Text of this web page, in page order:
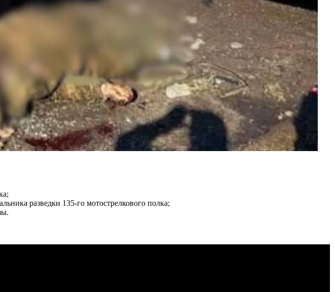
разведки 135-го мотострелкового полка;